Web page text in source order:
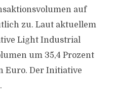
auf
zu. Laut aktuellem
Light Industrial
um 35,4 Prozent
Euro. Der Initiative